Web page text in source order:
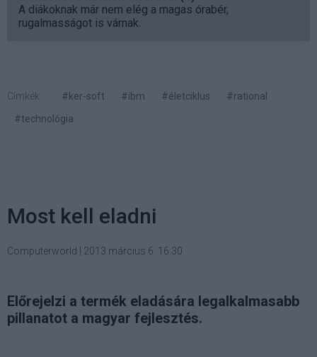
A diákoknak már nem elég a magas órabér,
rugalmasságot is várnak.
Címkék: #ker-soft #ibm #életciklus
#rational
#technológia
Most kell eladni
Computerworld 2013 március 6. 16:30
Előrejelzi a termék eladására legalkalmasabb
pillanatot a magyar fejlesztés.